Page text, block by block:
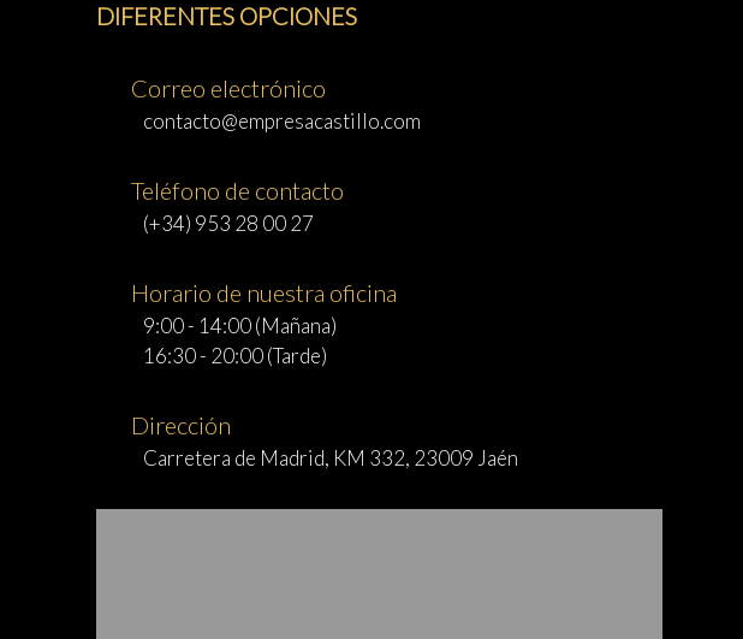
DIFERENTES OPCIONES
Correo electrónico
contacto@empresacastillo.com
Teléfono de contacto
(+34) 953 28 00 27
Horario de nuestra oficina
9:00 - 14:00 (Mañana)
16:30 - 20:00 (Tarde)
Dirección
Carretera de Madrid, KM 332, 23009 Jaén